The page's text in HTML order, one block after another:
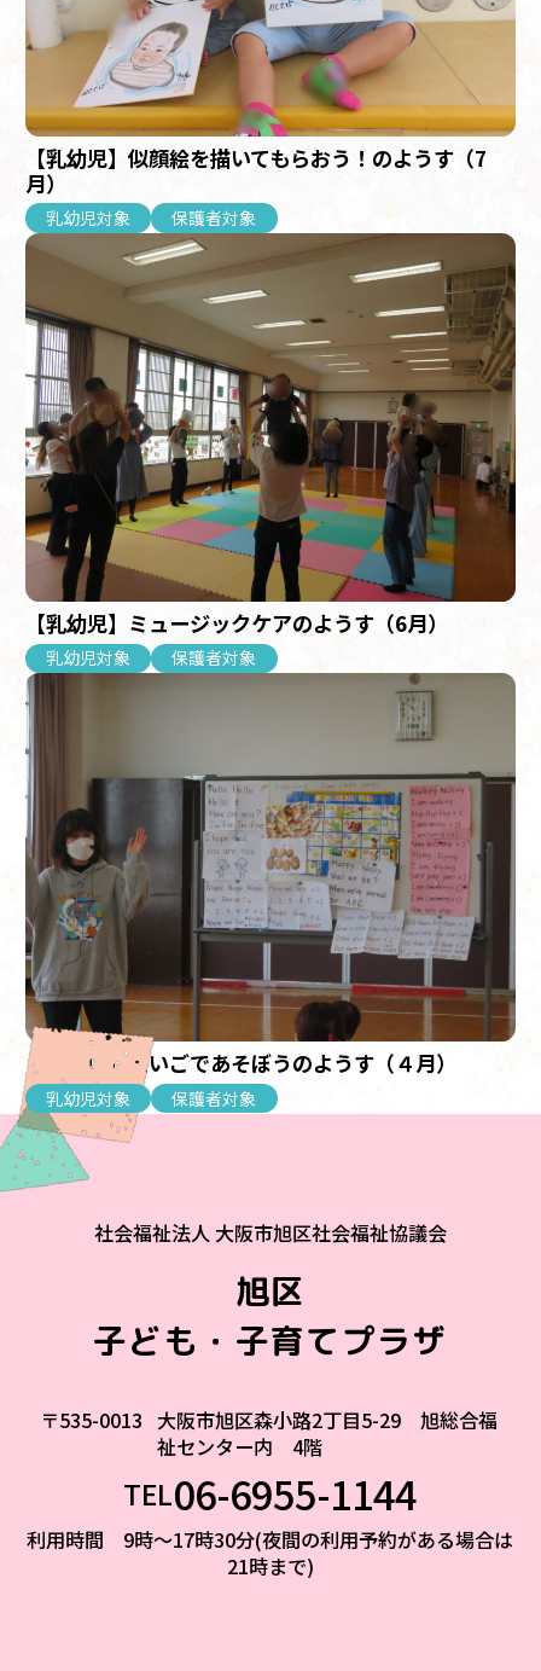
【乳幼児】似顔絵を描いてもらおう！のようす（7
月）
乳幼児対象 保護者対象
【乳幼児】ミュージックケアのようす（6月）
乳幼児対象 保護者対象
【乳幼児】えいごであそぼうのようす（４月）
乳幼児対象 保護者対象
社会福祉法人 大阪市旭区社会福祉協議会
旭区
子ども・子育てプラザ
〒535-0013 大阪市旭区森小路2丁目5-29 旭総合福
祉センター内 4階
TEL06-6955-1144
利用時間 9時～17時30分(夜間の利用予約がある場合は
21時まで)